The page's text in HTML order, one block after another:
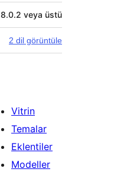
8.0.2 veya üstü
2 dil görüntüle
Vitrin
Temalar
Eklentiler
Modeller